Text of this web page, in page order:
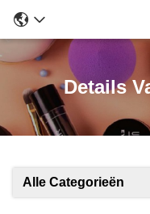
Details
Alle Categorieën